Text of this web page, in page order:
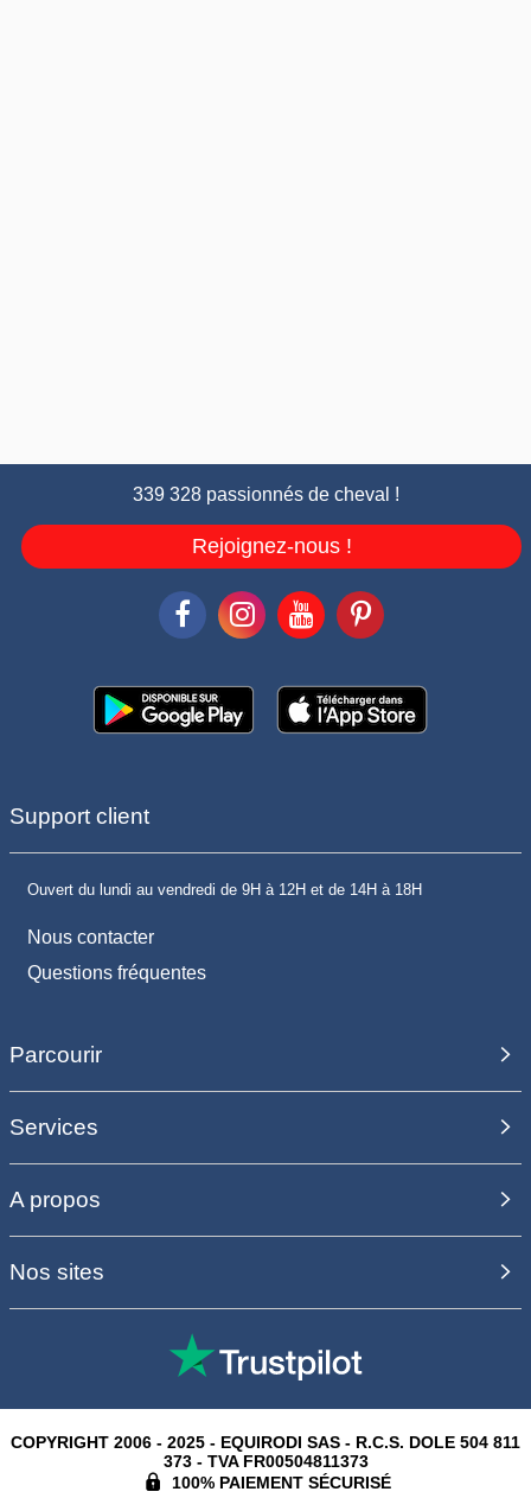
339 328 passionnés de cheval !
Rejoignez-nous !
Support client
Ouvert du lundi au vendredi de 9H à 12H et de 14H à 18H
Nous contacter
Questions fréquentes
Parcourir
Services
A propos
Nos sites
COPYRIGHT 2006 - 2025 - EQUIRODI SAS - R.C.S. DOLE 504 811
373 - TVA FR00504811373
100% PAIEMENT SÉCURISÉ